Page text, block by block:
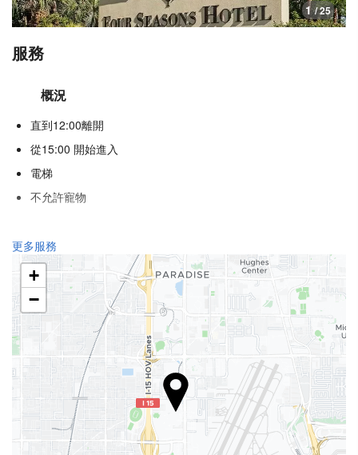
1 / 25
服務
概況
直到12:00離開
從15:00 開始進入
電梯
不允許寵物
食品與飲品
單點餐廳
酒巴
館內咖啡店
健康
水療中心
土耳其浴
健身房
更多服務
+
−